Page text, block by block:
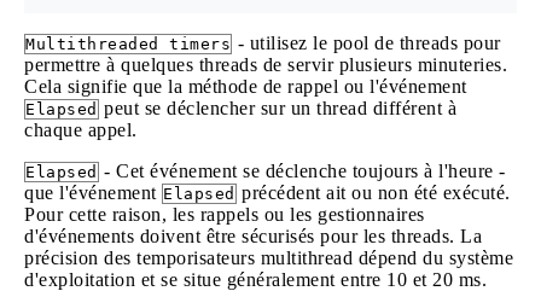
Multithreaded timers - utilisez le pool de threads pour
permettre à quelques threads de servir plusieurs minuteries.
Cela signifie que la méthode de rappel ou l'événement
Elapsed peut se déclencher sur un thread différent à
chaque appel.
Elapsed - Cet événement se déclenche toujours à l'heure -
que l'événement Elapsed précédent ait ou non été exécuté.
Pour cette raison, les rappels ou les gestionnaires
d'événements doivent être sécurisés pour les threads. La
précision des temporisateurs multithread dépend du système
d'exploitation et se situe généralement entre 10 et 20 ms.